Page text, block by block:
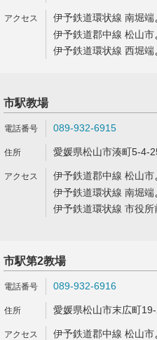
伊予鉄道環状線 南堀
伊予鉄道郡中線 松山
伊予鉄道環状線 西堀
市駅教場
089-932-6915
愛媛県松山市湊町5-4-
伊予鉄道郡中線 松山
伊予鉄道環状線 南堀
伊予鉄道環状線 市役
市駅第2教場
089-932-6916
愛媛県松山市末広町
伊予鉄道郡中線 松山